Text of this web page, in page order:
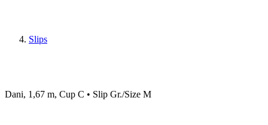
Slips
Dani, 1,67 m, Cup C • Slip Gr./Size M